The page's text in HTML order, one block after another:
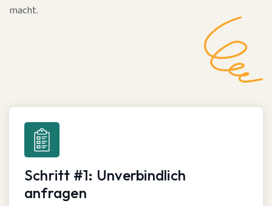
macht.
Schritt #1: Unverbindlich
anfragen